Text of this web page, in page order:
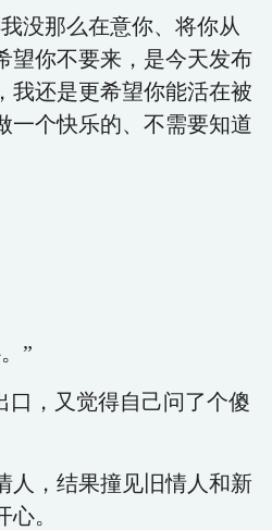
没那么在意你、将你从
望你不要来，是今天发布
我还是更希望你能活在被
一个快乐的、不需要知道
”
口，又觉得自己问了个傻
人，结果撞见旧情人和新
。